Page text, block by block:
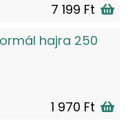
7 199 Ft
hajra 250
1 970 Ft